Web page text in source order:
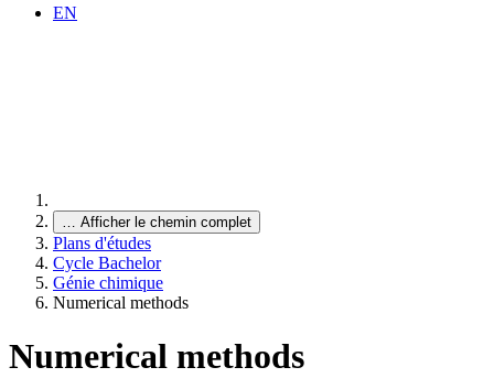
EN
… Afficher le chemin complet
Plans d'études
Cycle Bachelor
Génie chimique
Numerical methods
Numerical methods